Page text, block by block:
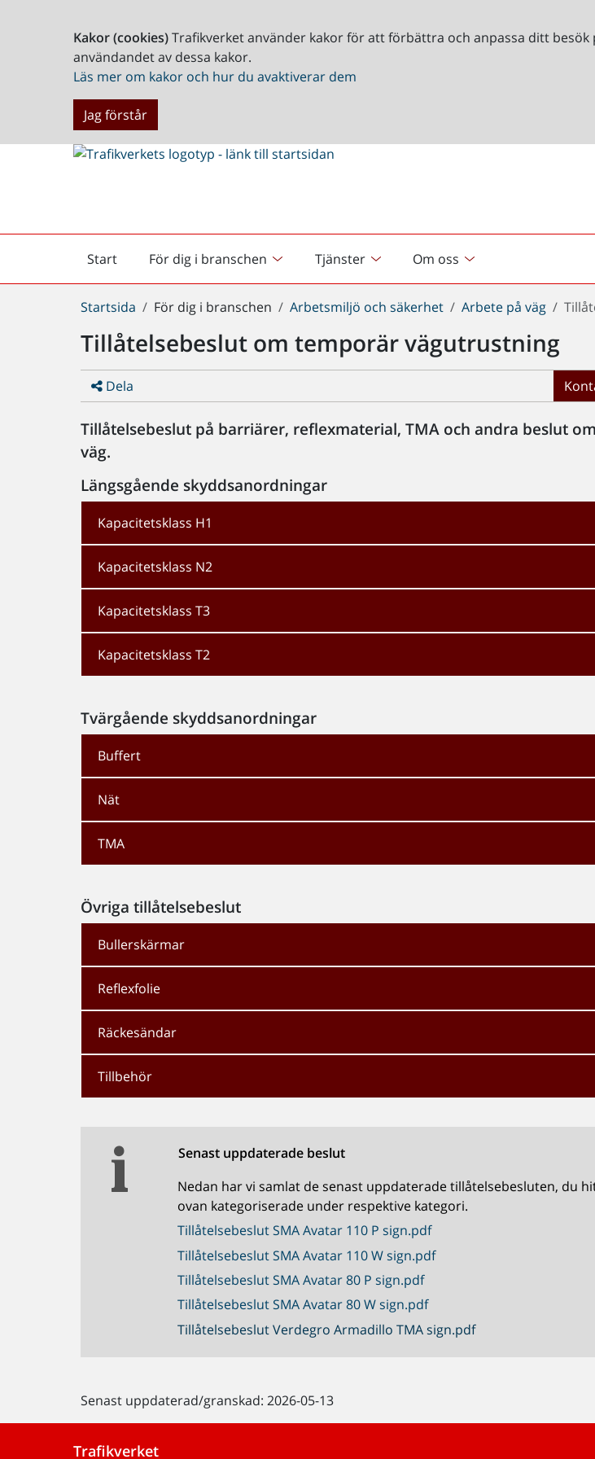
Kakor (cookies)Trafikverket använder kakor för att förbättra och anpassa ditt
användandet av dessa kakor.
Läs mer om kakor och hur du avaktiverar dem
Jag förstår
Start
Startsida För dig i branschen Tjänster Om oss
Du
här:
Startsida För dig i branschen Arbetsmiljö och säkerhet Arbete på väg
Tillåtelsebeslut om temporär vägutrustning
Dela
Tillåtelsebeslut på barriärer, reflexmaterial, TMA och andra beslut
väg.
Längsgående skyddsanordningar
Kapacitetsklass H1
Kapacitetsklass N2
Kapacitetsklass T3
Kapacitetsklass T2
Tvärgående skyddsanordningar
Buffert
Nät
TMA
Övriga tillåtelsebeslut
Bullerskärmar
Reflexfolie
Räckesändar
Tillbehör
Senast uppdaterade beslut
Nedan har vi samlat de senast uppdaterade tillåtelsebesluten, du
ovan kategoriserade under respektive kategori.
Tillåtelsebeslut SMA Avatar 110 P sign.pdf
Tillåtelsebeslut SMA Avatar 110 W sign.pdf
Tillåtelsebeslut SMA Avatar 80 P sign.pdf
Tillåtelsebeslut SMA Avatar 80 W sign.pdf
Tillåtelsebeslut Verdegro Armadillo TMA sign.pdf
Senast uppdaterad/granskad: 2026-05-13
Trafikverket